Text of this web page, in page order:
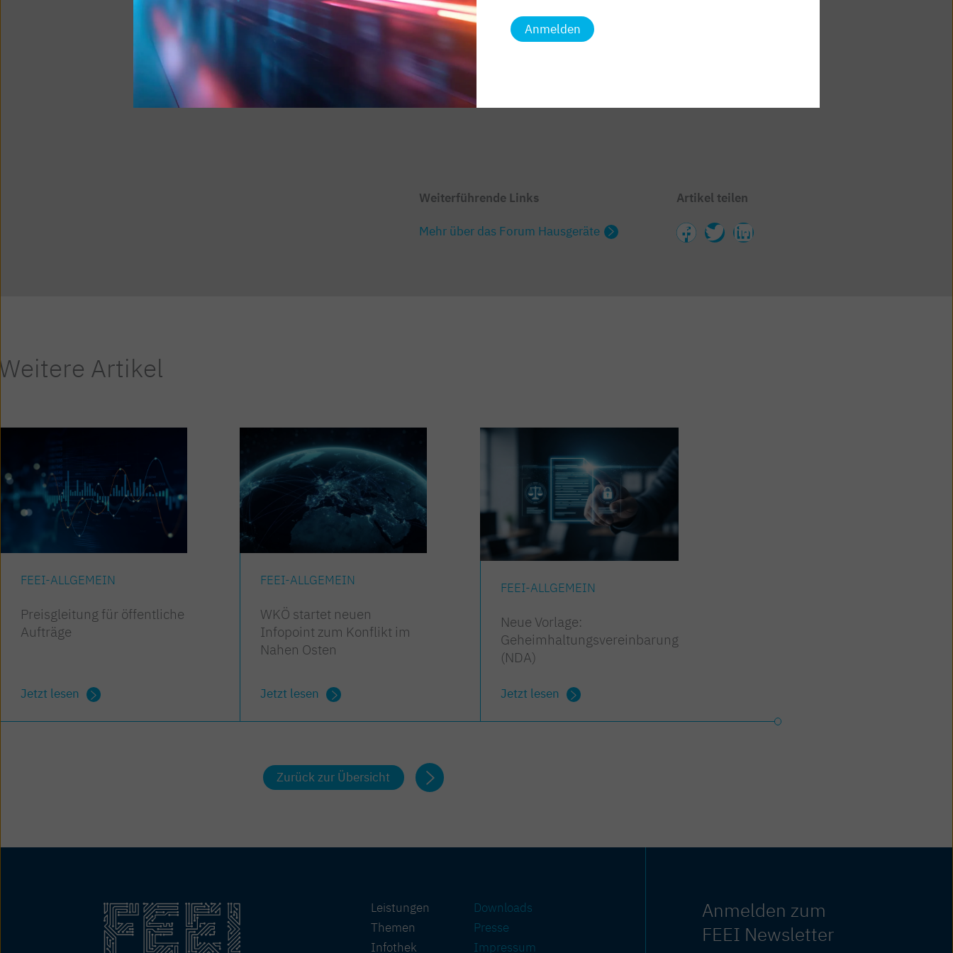
jeweiligen Hersteller gemeldet werden.
Weiterführende Links
Mehr über das Forum Hausgeräte
Artikel teilen
Artikel
FEEI-ALLGEMEIN
Preisgleitung für öffentliche
Aufträge
Jetzt lesen
FEEI-ALLGEMEIN
WKÖ startet neuen
Infopoint zum Konflikt im
Nahen Osten
Jetzt lesen
FEEI-ALLGEMEIN
Neue Vorlage:
Geheimhaltungsvereinbarung
(NDA)
Jetzt lesen
Zurück zur Übersicht
Leistungen
Themen
Infothek
Downloads
Presse
Impressum
Anmelden zum
FEEI Newsletter
Anmelden